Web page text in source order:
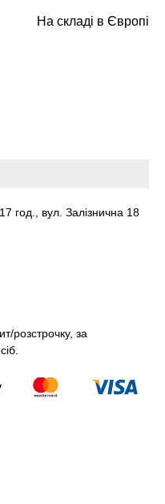
На складі в Європі
год., вул. Залізнична 18
розстрочку, за